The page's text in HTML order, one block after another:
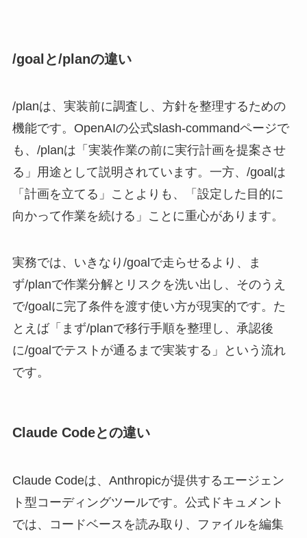
/goalと/planの違い
/planは、実装前に調査し、方針を整理するための
機能です。OpenAIの公式slash-commandページで
も、/planは「実装作業の前に実行計画を提案させ
る」用途として説明されています。一方、/goalは
「計画を立てる」ことよりも、「設定した目的に
向かって作業を続ける」ことに重心があります。
実務では、いきなり/goalで走らせるより、ま
ず/planで作業分解とリスクを洗い出し、そのうえ
で/goalに完了条件を渡す使い方が現実的です。た
とえば「まず/planで移行手順を整理し、承認後
に/goalでテストが通るまで実装する」という流れ
です。
Claude Codeとの違い
Claude Codeは、Anthropicが提供するエージェン
ト型コーディングツールです。公式ドキュメント
では、コードベースを読み取り、ファイルを編集